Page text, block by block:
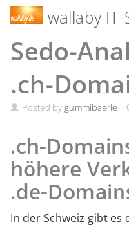
Skip
wallaby
Sedo-
.ch-
Posted bygummibaerle
.ch-
höhere
.de-
In der Schweiz gibt